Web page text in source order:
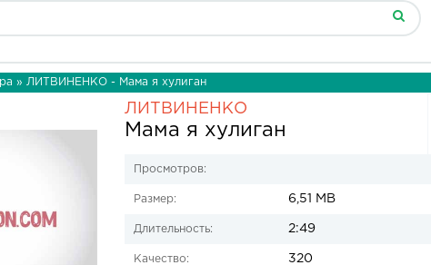
» ЛИТВИНЕНКО - Мама я хулиган
ЛИТВИНЕНКО
Мама я хулиган
Просмотров:
Размер: 6,51 MB
Длительность: 2:49
Качество: 320